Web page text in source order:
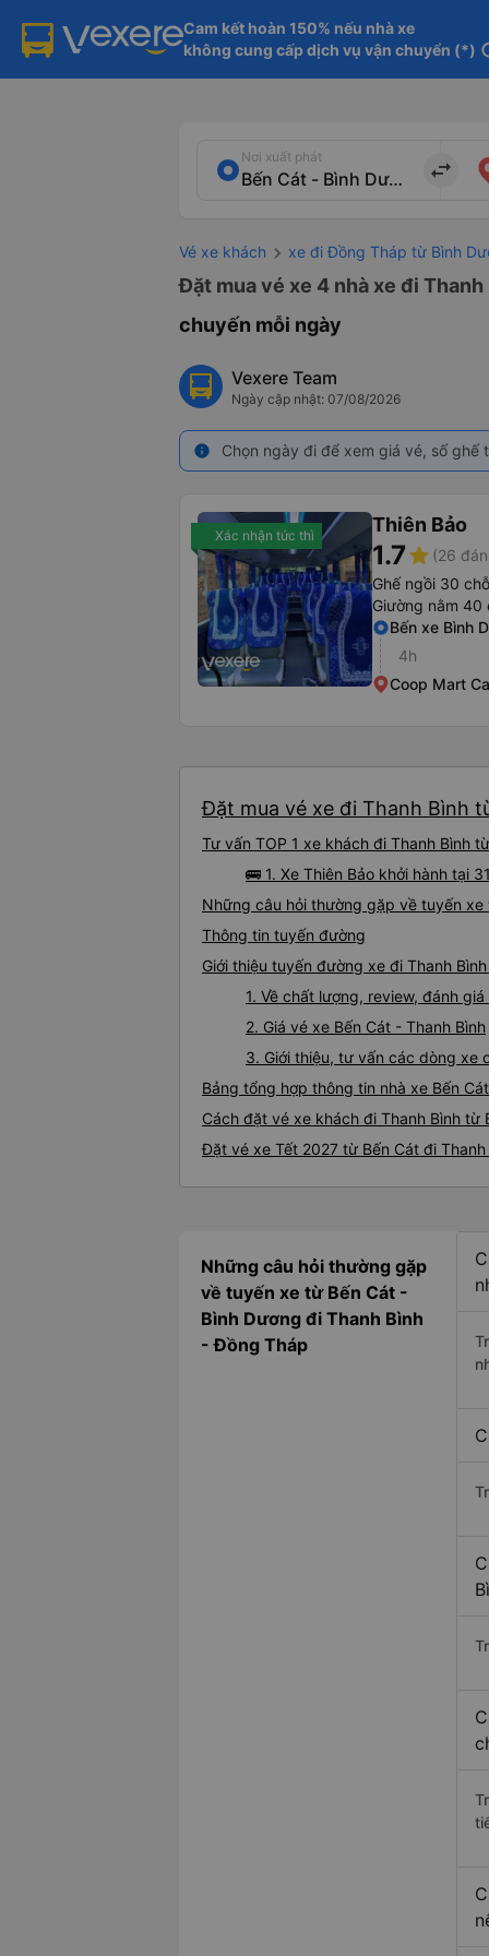
Cam kết hoàn 150% nếu nhà xe
không cung cấp dịch vụ vận chuyển (*)
Nơi xuất phát
import_export
Vé xe khách xe đi Đồng Tháp từ Bình
Đặt mua vé xe 4 nhà xe đi
chuyến mỗi ngày
Vexere Team
Ngày cập nhật: 07/08/2026
info Chọn ngày đi để xem giá vé, số
Xác nhận tức thì Thiên Bảo
1.7star (26
Ghế ngồi 30 chỗ
Giường nằm 40
Bến xe Bình
4h
Coop Mart
Đặt mua vé xe đi Thanh Bình
Tư vấn TOP 1 xe khách đi Thanh Bình
🚌 1. Xe Thiên Bảo khởi hành tại
Những câu hỏi thường gặp về tuyến xe
Thông tin tuyến đường
Giới thiệu tuyến đường xe đi Thanh
1. Về chất lượng, review, đánh
2. Giá vé xe Bến Cát - Thanh Bình
3. Giới thiệu, tư vấn các dòng xe
Bảng tổng hợp thông tin nhà xe Bến
Cách đặt vé xe khách đi Thanh Bình từ
Đặt vé xe Tết 2027 từ Bến Cát đi Thanh
Những câu hỏi thường gặp
về tuyến xe từ Bến Cát -
Bình Dương đi Thanh Bình
- Đồng Tháp